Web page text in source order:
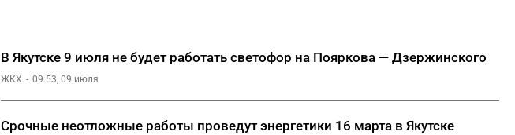
В Якутске 9 июля не будет работать светофор на Пояркова — Дзержинского
ЖКХ 09:53, 09 июля
Срочные неотложные работы проведут энергетики 16 марта в Якутске